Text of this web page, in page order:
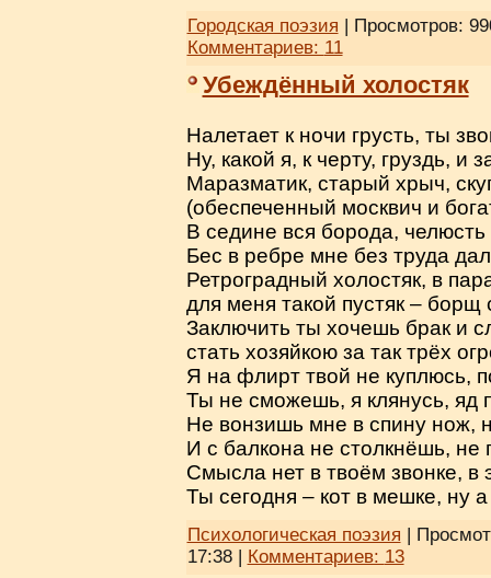
Городская поэзия | Просмотров:
Комментариев: 11
Убеждённый холостяк
Налетает к ночи грусть, ты
Ну, какой я, к черту, груздь, и
Маразматик, старый хрыч,
(обеспеченный москвич и
В седине вся борода,
Бес в ребре мне без труда
Ретроградный холостяк, в
для меня такой пустяк – борщ
Заключить ты хочешь брак и
стать хозяйкою за так трёх
Я на флирт твой не куплюсь,
Ты не сможешь, я клянусь, яд
Не вонзишь мне в спину нож,
И с балкона не столкнёшь,
Смысла нет в твоём звонке, в
Ты сегодня – кот в мешке, ну
Психологическая поэзия |
17:38| Комментариев: 13